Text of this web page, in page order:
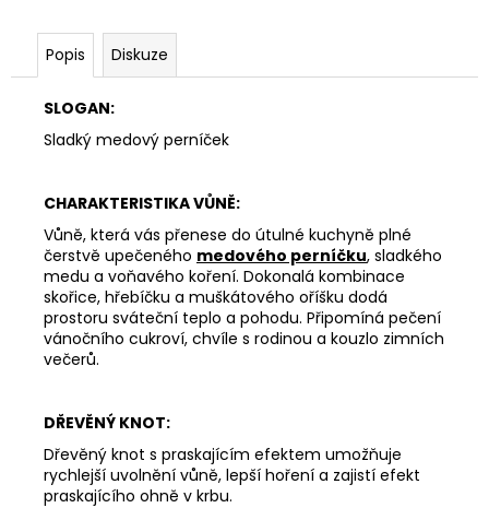
Popis Diskuze
SLOGAN:
Sladký medový perníček
CHARAKTERISTIKA VŮNĚ:
Vůně, která vás přenese do útulné kuchyně plné
čerstvě upečeného medového perníčku, sladkého
medu a voňavého koření. Dokonalá kombinace
skořice, hřebíčku a muškátového oříšku dodá
prostoru sváteční teplo a pohodu. Připomíná pečení
vánočního cukroví, chvíle s rodinou a kouzlo zimních
večerů.
DŘEVĚNÝ KNOT:
Dřevěný knot s praskajícím efektem umožňuje
rychlejší uvolnění vůně, lepší hoření a zajistí efekt
praskajícího ohně v krbu.
HEBKÁ
LINIE-
LINE
180